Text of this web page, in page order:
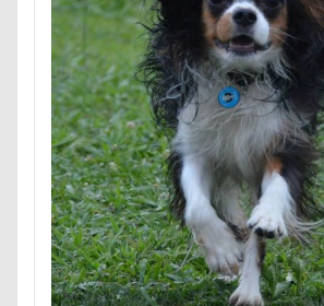
ルークくん
ルビーちゃん
ルビー
ルナちゃん ルナくん
レオくん
ルイくん リーフ
リース
リリィーちゃん
リ
リュウくん
リビング
リデ
レインドッグス
レオナルドくん
ロマニくん
ワル顔
ワクチ
ワガママ
ロールクッション